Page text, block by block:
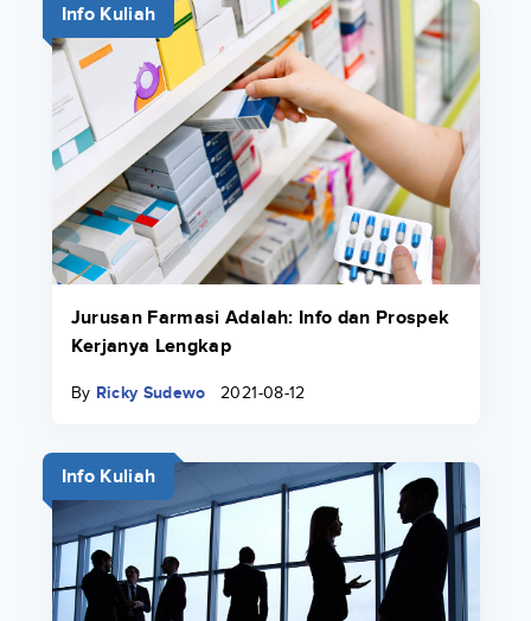
Info Kuliah
Jurusan Farmasi Adalah: Info dan Prospek
Kerjanya Lengkap
By Ricky Sudewo 2021-08-12
Info Kuliah